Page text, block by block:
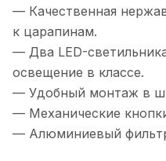
— Качественная
к царапинам.
— Два LED-
освещение в классе.
— Удобный монтаж в
— Механические
— Алюминиевый